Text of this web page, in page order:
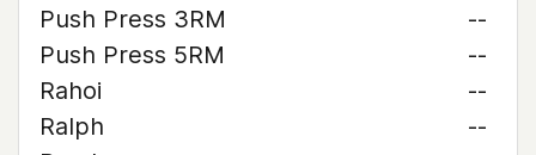
Push Press 3RM
--
Push Press 5RM
--
Rahoi
--
Ralph
--